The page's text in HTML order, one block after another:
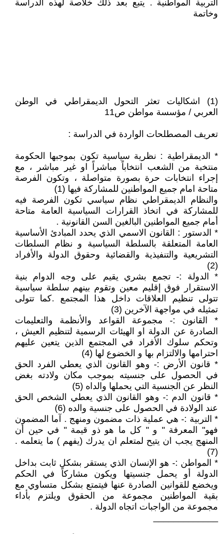
التربية المواطنية . يتبع بعد ذلك خلاصة لهذه الدراسة
وخاتمة
(1) اشكاليات تعثر التحول الديمقراطي في الوطن
العربي / مؤسسة مواطن ص11
تعريف المصطلحات الواردة في الدراسة :
* الديمقراطية : نظرية سياسية تكون بموجبها الحكومة
منتخبة من الشعب انتخاباً مباشراً او غير مباشر ، مع
إجراء انتخابات حرة بصورة متواصلة ، وتكون الفرصة
متاحة امام جميع المواطنين للمشاركة فيها (1)
والنظام الديمقراطي نظام سياسي تكون الفرصة فيه
للمشاركة في اتخاذ القرارات السياسية العامة متاحة
أمام جميع المواطنين البالغين السن القانونية .
* الدستور : القانون الاسمي الذي يحدد المبادئ الأساسية
العامة المتعلقة بالسلطة السياسية و نظام السلطات
التشريعية والتنفيذية والقضائية وحقوق الدولة والأفراد
(2)
* الدولة :- تجمع بشري يقيم على وجه الدوام بنية
الاستقرار فوق إقليم معين وتقوم بينهم سلطة سياسية
تتولى تنظيم العلاقات داخل هذا المجتمع .كما تتولى
تمثيله في مواجهة الآخرين (3)
* القانون :- مجموعة القواعد والأنظمة والتعليمات
الصادرة عن الدولة او الهيئات الرسمية لتنظيم العيش ،
وتحكم سلوك الأفراد في المجتمع الذين يتعين عليهم
احترامها والالتزام بها و الخضوع لها (4)
* قانون الأرض :- وهو القانون الذي يعطي الفرد الحق
في الحصول على جنسيته بموجب مكان ولادته بغض
النظر عن الجنسية التي يحملها والداه (5)
* قانون الدم :- وهو القانون الذي يعطي الشخص الحق
عند الولادة في الحصول على جنسية والده (6)
* التربية :- هي عملية ذات مضمون ومنهج . آما المضمون
فهو" المعرفة " و " كل ما هو ذو قيمة " في حين أن
المنهج يجب ان يتيح لمتعلم ان يدرك (يفهم ) ما يتعلمه .
(7)
* المواطن :- هو الإنسان الذي يستقر بشكل ثابت بداخل
الدولة أو يحمل جنسيتها ويكون مشاركاً في الحكم
ويخضع للقوانين الصادرة عنها فيتمتع بشكل متساوي مع
بقية المواطنين مجموعة من الحقوق ويلتزم بأداء
مجموعة من الواجبات اتجاه الدولة .